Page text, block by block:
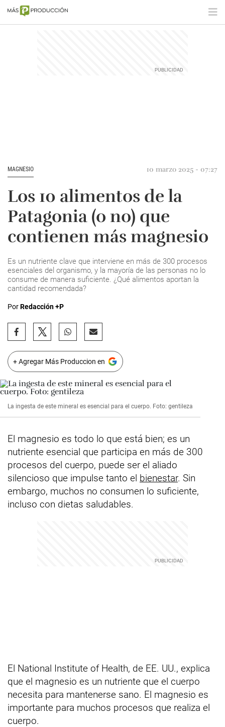
MAGNESIO 10 marzo 2025 - 07:27
Los 10 alimentos de la
Patagonia (o no) que
contienen más magnesio
Es un nutriente clave que interviene en más de 300 procesos
esenciales del organismo, y la mayoría de las personas no lo
consume de manera suficiente. ¿Qué alimentos aportan la
cantidad recomendada?
PorRedacción +P
+ Agregar Más Produccion en
La ingesta de este mineral es esencial para el cuerpo. Foto: gentileza
El magnesio es todo lo que está bien; es un
nutriente esencial que participa en más de 300
procesos del cuerpo, puede ser el aliado
silencioso que impulse tanto el bienestar. Sin
embargo, muchos no consumen lo suficiente,
incluso con dietas saludables.
El National Institute of Health, de EE. UU., explica
que el magnesio es un nutriente que el cuerpo
necesita para mantenerse sano. El magnesio es
importante para muchos procesos que realiza el
cuerpo.